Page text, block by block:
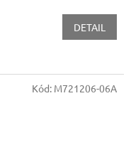
DETAIL
Kód: M721206-06A